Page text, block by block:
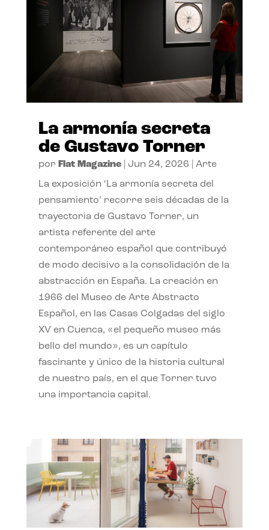
La armonía secreta
de Gustavo Torner
por Flat Magazine| Jun 24, 2026 Arte
La exposición ‘La armonía secreta del
pensamiento’ recorre seis décadas de la
trayectoria de Gustavo Torner, un
artista referente del arte
contemporáneo español que contribuyó
de modo decisivo a la consolidación de la
abstracción en España. La creación en
1966 del Museo de Arte Abstracto
Español, en las Casas Colgadas del siglo
XV en Cuenca, «el pequeño museo más
bello del mundo», es un capítulo
fascinante y único de la historia cultural
de nuestro país, en el que Torner tuvo
una importancia capital.